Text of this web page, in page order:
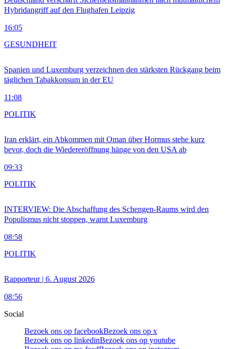
Hybridangriff auf den Flughafen Leipzig
16:05
Spanien und Luxemburg verzeichnen den stärksten Rückgang beim
täglichen Tabakkonsum in der EU
11:08
GESUNDHEIT
Iran erklärt, ein Abkommen mit Oman über Hormus stehe kurz
bevor, doch die Wiedereröffnung hänge von den USA ab
09:33
POLITIK
INTERVIEW: Die Abschaffung des Schengen-Raums wird den
Populismus nicht stoppen, warnt Luxemburg
08:58
POLITIK
Rapporteur | 6. August 2026
08:56
POLITIK
Social
Bezoek ons op facebookBezoek ons op x
Bezoek ons op linkedinBezoek ons op youtube